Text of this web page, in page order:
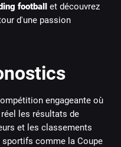
football et découvrez
d'une passion
engageante où
les résultats de
et les classements
sportifs comme la Coupe